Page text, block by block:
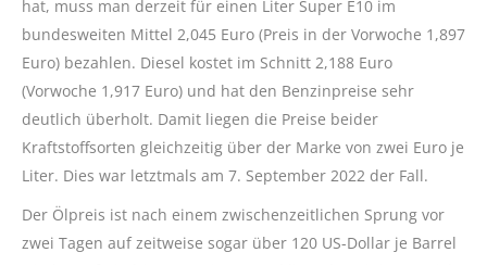
hat, muss man derzeit für einen Liter Super E10 im
bundesweiten Mittel 2,045 Euro (Preis in der Vorwoche 1,897
Euro) bezahlen. Diesel kostet im Schnitt 2,188 Euro
(Vorwoche 1,917 Euro) und hat den Benzinpreise sehr
deutlich überholt. Damit liegen die Preise beider
Kraftstoffsorten gleichzeitig über der Marke von zwei Euro je
Liter. Dies war letztmals am 7. September 2022 der Fall.
Der Ölpreis ist nach einem zwischenzeitlichen Sprung vor
zwei Tagen auf zeitweise sogar über 120 US-Dollar je Barrel